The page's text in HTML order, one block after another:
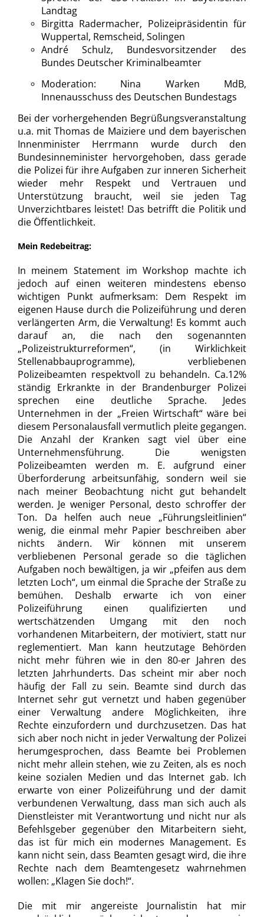
Landtag
Birgitta Radermacher, Polizeipräsidentin für
Wuppertal, Remscheid, Solingen
André Schulz, Bundesvorsitzender des
Bundes Deutscher Kriminalbeamter
Moderation: Nina Warken MdB,
Innenausschuss des Deutschen Bundestags
Bei der vorhergehenden Begrüßungsveranstaltung
u.a. mit Thomas de Maiziere und dem bayerischen
Innenminister Herrmann wurde durch den
Bundesinneminister hervorgehoben, dass gerade
die Polizei für ihre Aufgaben zur inneren Sicherheit
wieder mehr Respekt und Vertrauen und
Unterstützung braucht, weil sie jeden Tag
Unverzichtbares leistet! Das betrifft die Politik und
die Öffentlichkeit.
Mein Redebeitrag:
In meinem Statement im Workshop machte ich
jedoch auf einen weiteren mindestens ebenso
wichtigen Punkt aufmerksam: Dem Respekt im
eigenen Hause durch die Polizeiführung und deren
verlängerten Arm, die Verwaltung! Es kommt auch
darauf an, die nach den sogenannten
„Polizeistrukturreformen“, (in Wirklichkeit
Stellenabbauprogramme), verbliebenen
Polizeibeamten respektvoll zu behandeln. Ca.12%
ständig Erkrankte in der Brandenburger Polizei
sprechen eine deutliche Sprache. Jedes
Unternehmen in der „Freien Wirtschaft“ wäre bei
diesem Personalausfall vermutlich pleite gegangen.
Die Anzahl der Kranken sagt viel über eine
Unternehmensführung. Die wenigsten
Polizeibeamten werden m. E. aufgrund einer
Überforderung arbeitsunfähig, sondern weil sie
nach meiner Beobachtung nicht gut behandelt
werden. Je weniger Personal, desto schroffer der
Ton. Da helfen auch neue „Führungsleitlinien“
wenig, die einmal mehr Papier beschreiben aber
nichts ändern. Wir können mit unserem
verbliebenen Personal gerade so die täglichen
Aufgaben noch bewältigen, ja wir „pfeifen aus dem
letzten Loch“, um einmal die Sprache der Straße zu
bemühen. Deshalb erwarte ich von einer
Polizeiführung einen qualifizierten und
wertschätzenden Umgang mit den noch
vorhandenen Mitarbeitern, der motiviert, statt nur
reglementiert. Man kann heutzutage Behörden
nicht mehr führen wie in den 80-er Jahren des
letzten Jahrhunderts. Das scheint mir aber noch
häufig der Fall zu sein. Beamte sind durch das
Internet sehr gut vernetzt und haben gegenüber
einer Verwaltung andere Möglichkeiten, ihre
Rechte einzufordern und durchzusetzen. Das hat
sich aber noch nicht in jeder Verwaltung der Polizei
herumgesprochen, dass Beamte bei Problemen
nicht mehr allein stehen, wie zu Zeiten, als es noch
keine sozialen Medien und das Internet gab. Ich
erwarte von einer Polizeiführung und der damit
verbundenen Verwaltung, dass man sich auch als
Dienstleister mit Verantwortung und nicht nur als
Befehlsgeber gegenüber den Mitarbeitern sieht,
das ist für mich ein modernes Management. Es
kann nicht sein, dass Beamten gesagt wird, die ihre
Rechte nach dem Beamtengesetz wahrnehmen
wollen: „Klagen Sie doch!“.
Die mit mir angereiste Journalistin hat mir